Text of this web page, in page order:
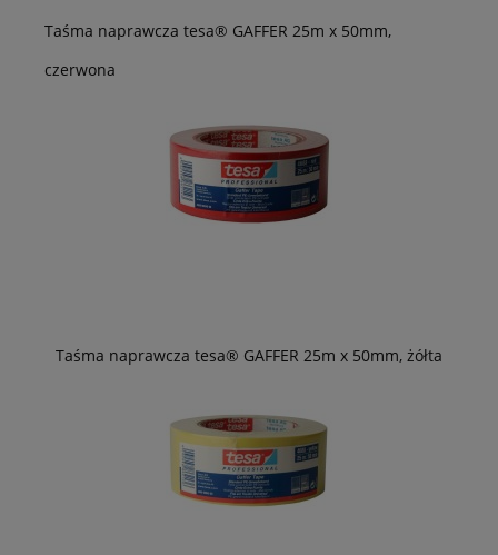
Taśma naprawcza tesa® GAFFER 25m x 50mm,
czerwona
Taśma naprawcza tesa® GAFFER 25m x 50mm, żółta